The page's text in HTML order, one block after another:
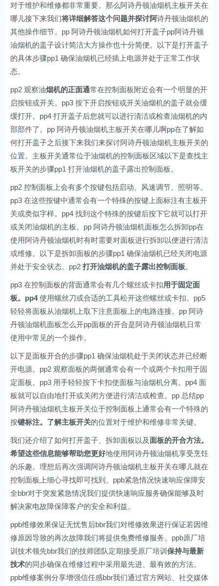
对于维护和维修都非常重要。那么阿诗丹顿油烟机主板开关在
哪儿接下来我们将详细解答这个问题并探讨阿诗丹顿油烟机的
其他操作细节。pp 阿诗丹顿油烟机如何打开盖子pp阿诗丹顿
油烟机的盖子设计简洁大方操作也十分简便。以下是打开盖子
的具体步骤pp1 确保油烟机已经插上电源并处于正常工作状
态。
pp2 观察油烟机的正面通常在控制面板附近会有一个明显的开
启按钮或开关。pp3 按下开启按钮或开关油烟机的盖子就会缓
缓打开。pp4 打开盖子后您就可以进行清洁或检查油烟机的内
部部件了。pp 阿诗丹顿油烟机主板开关在哪儿啊pp在了解如
何打开盖子之后接下来我们来探讨阿诗丹顿油烟机主板开关的
位置。主板开关通常位于油烟机的控制面板区域以下是查找主
板开关的步骤pp1 打开油烟机的盖子露出控制面板。
pp2 控制面板上会有多个按键包括启动、风速调节、照明等。
pp3 在这些按键中通常会有一个特殊的按键上面标注有主板开
关或类似字样。pp4 找到这个特殊的按键后按下它就可以打开
或关闭油烟机的主板。pp 阿诗丹顿油烟机面板怎么拆卸pp在
使用阿诗丹顿油烟机时有时需要对面板进行拆卸以便进行清洁
或维修。以下是拆卸面板的步骤pp1 确保油烟机已经关闭电源
并处于安全状态。pp2打开油烟机的盖子露出控制面板。
pp3 在控制面板的背面通常会有几个螺丝或卡扣用于固定面
板。pp4使用螺丝刀或合适的工具松开这些螺丝或卡扣。pp5
轻轻将面板从油烟机上取下注意面板上的电路连接。pp 阿诗
丹顿油烟机面板怎么开pp面板的开合是阿诗丹顿油烟机日常
使用中常见的一个操作。
以下是面板开合的步骤pp1 确保油烟机处于关闭状态并已经断
开电源。pp2 观察面板的两侧通常会有一个或两个卡扣用于固
定面板。pp3 用手轻轻按下卡扣使面板与油烟机分离。pp4 面
板就可以自由地打开或关闭方便进行清洁或检查。pp 总结pp
阿诗丹顿油烟机主板开关位于控制面板上通常会有一个特殊的
按键标注。了解主板开关的位置对于维护和维修非常关键。
我们还介绍了如何打开盖子、拆卸面板以及面板的开合方法。
希望这些信息能够帮助您更好地使用阿诗丹顿油烟机享受烹饪
的乐趣。理想后再次强调阿诗丹顿油烟机主板开关在哪儿就在
控制面板上细心寻找即可找到。ppb紧急情况快速响应保障安
全bbr对于突发紧急情况我们提供快速响应服务确保能够及时
解决家电故障保障客户的安全和利益。
ppb维修效果保证无忧售后bbr我们对维修效果进行保证若因维
修原因导致的再次故障我们将提供免费维修服务。ppb原厂培
训技术领先bbr我们的技师团队定期接受原厂培训保持与最新
技术的同步确保在维修过程中采用最先进、最有效的方法。
ppb维修案例分享增强信任感bbr我们通过官方网站、社交媒体